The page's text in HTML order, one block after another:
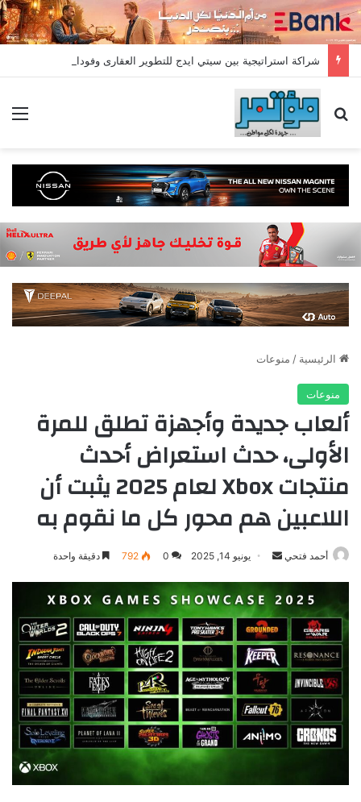
بحث عن
الرئيسية / منوعات
منوعات
ألعاب جديدة وأجهزة تطلق للمرة
الأولى، حدث استعراض أحدث
منتجات Xbox لعام 2025 يثبت أن
اللاعبين هم محور كل ما نقوم به
أحمد فتحي
أرسل
إلكترونيا
يونيو 14, 2025 0
792 دقيقة واحدة